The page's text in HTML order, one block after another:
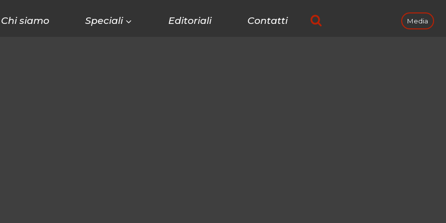
Chi siamo Speciali Editoriali Contatti Media